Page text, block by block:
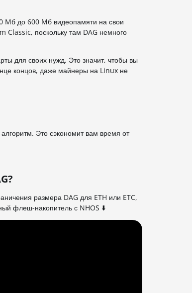
Mб до 600 Mб видеопамяти на свои
Classic, поскольку там DAG немного
для своих нужд. Это значит, чтобы вы
концов, даже майнеры на Linux не
Это сэкономит вам время от
размера DAG для ETH или ETC,
флеш-накопитель с NHOS ⬇️